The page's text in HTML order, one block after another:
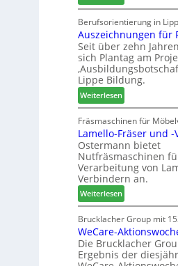
r
t
i
m
e
n
t
t
z
u
m
T
r
e
f
f
e
i
n
M
a
r
t
i
n
:
N
e
u
e
r
G
e
s
c
h
ä
f
t
s
Berufsorientierung in
Auszeichnungen für
Seit über zehn
sich Plantag am
Lippe Bildung.
Weiterlesen:
A
u
s
z
e
i
c
h
n
u
n
g
e
Fräsmaschinen für
Lamello-Fräser und
Ostermann bietet
Nutfräsmaschinen
Verarbeitung von
Verbindern an.
Weiterlesen:
L
a
m
e
l
Brucklacher Group mit
WeCare-
Die Brucklacher
Ergebnis der